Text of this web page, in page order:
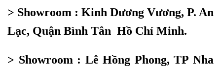
> Showroom : Kinh Dương Vương, P. An
Lạc, Quận Bình Tân Hồ Chí Minh.
> Showroom : Lê Hồng Phong, TP Nha